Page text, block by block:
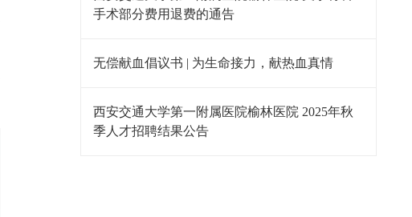
手术部分费用退费的通告
无偿献血倡议书 | 为生命接力，献热血真情
西安交通大学第一附属医院榆林医院 2025年秋
季人才招聘结果公告